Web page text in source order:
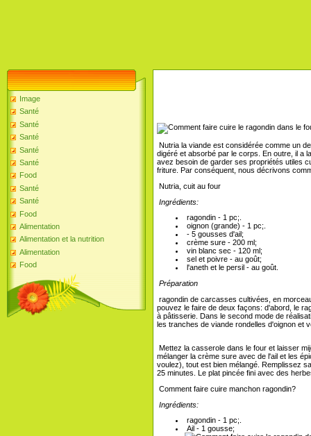
Image
Santé
Santé
Santé
Santé
Santé
Food
Santé
Santé
Food
Alimentation
Alimentation et la nutrition
Alimentation
Food
Nutria la viande est considérée comme un
digéré et absorbé par le corps. En outre, il a
avez besoin de garder ses propriétés utiles
friture. Par conséquent, nous décrivons
Nutria, cuit au four
Ingrédients:
ragondin - 1 pc;.
oignon (grande) - 1 pc;.
- 5 gousses d'ail;
crème sure - 200 ml;
vin blanc sec - 120 ml;
sel et poivre - au goût;
l'aneth et le persil - au goût.
Préparation
ragondin de carcasses cultivées, en
pouvez le faire de deux façons: d'abord, le
à pâtisserie. Dans le second mode de
les tranches de viande rondelles d'oignon et
Mettez la casserole dans le four et laisser
mélanger la crème sure avec de l'ail et les
voulez), tout est bien mélangé. Remplissez
25 minutes. Le plat pincée fini avec des
Comment faire cuire manchon ragondin?
Ingrédients:
ragondin - 1 pc;.
Ail - 1 gousse;